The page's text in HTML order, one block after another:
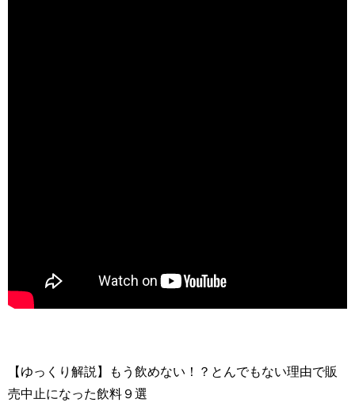
【ゆっくり解説】もう飲めない！？とんでもない理由で販
売中止になった飲料９選